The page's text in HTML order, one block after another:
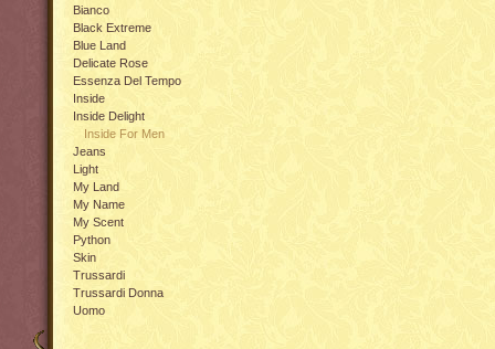
Bianco
Black Extreme
Blue Land
Delicate Rose
Essenza Del Tempo
Inside
Inside Delight
Inside For Men
Jeans
Light
My Land
My Name
My Scent
Python
Skin
Trussardi
Trussardi Donna
Uomo